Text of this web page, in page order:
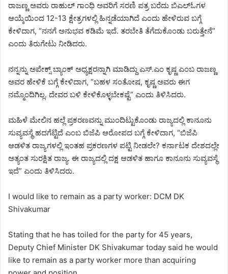
ರಾಜಣ್ಣ ಅವರು ರಾಹುಲ್ ಗಾಂಧಿ ಅವರಿಗೆ ಸರಣಿ ಪತ್ರ ಬರೆದು ಬಿಎಲ್ಓಗಳ
ಆಯ್ಕೆಯಿಂದ 12-13 ಕ್ಷೇತ್ರಗಳಲ್ಲಿ ಹಿನ್ನಡೆಯಾಗಿದೆ ಎಂದು ಹೇಳಿರುವ ಬಗ್ಗೆ
ಕೇಳಿದಾಗ, “ನನಗೆ ಅನುಭವ ಕಡಿಮೆ ಇದೆ. ತರಬೇತಿ ತೆಗೆದುಕೊಂಡು ಬರುತ್ತೇನೆ”
ಎಂದು ತಿರುಗೇಟು ನೀಡಿದರು.
ನನ್ನನ್ನು ಅಪೇಕ್ಸ್ ಬ್ಯಾಂಕ್ ಅಧ್ಯಕ್ಷರನ್ನಾಗಿ ಮಾಡಿದ್ದು ಎಸ್.ಎಂ ಕೃಷ್ಣ ಎಂಬ ರಾಜಣ್ಣ
ಅವರ ಹೇಳಿಕೆ ಬಗ್ಗೆ ಕೇಳಿದಾಗ, “ಬಹಳ ಸಂತೋಷ, ಕೃಷ್ಣ ಅವರು ಈಗ
ನಮ್ಮೊಂದಿಗಿಲ್ಲ. ದೇವರ ಬಳಿ ಕೇಳಿಕೊಳ್ಳಬೇಕಷ್ಟೆ” ಎಂದು ತಿಳಿಸಿದರು.
ಮಹಿಳೆ ಮೇಲಿನ ಹಲ್ಲೆ ಪ್ರಕರಣವನ್ನು ಮುಂದಿಟ್ಟುಕೊಂಡು ರಾಜ್ಯದಲ್ಲಿ ಕಾನೂನು
ಸುವ್ಯವಸ್ಥೆ ಹದಗೆಟ್ಟಿದೆ ಎಂಬ ಬಿಜೆಪಿ ಆರೋಪದ ಬಗ್ಗೆ ಕೇಳಿದಾಗ, “ಬಿಜೆಪಿ
ಆಡಳಿತ ರಾಜ್ಯಗಳಲ್ಲಿ ಇಂತಹ ಪ್ರಕರಣಗಳ ಪಟ್ಟಿ ನೀಡಲೇ? ಕರ್ನಾಟಕ ದೇಶದಲ್ಲೇ
ಅತ್ಯಂತ ಸುರಕ್ಷಿತ ರಾಜ್ಯ. ಈ ರಾಜ್ಯದಲ್ಲಿ ದಕ್ಷ ಆಡಳಿತ ಹಾಗೂ ಕಾನೂನು ಸುವ್ಯವಸ್ಥೆ
ಇದೆ” ಎಂದು ತಿಳಿಸಿದರು.
I would like to remain as a party worker: DCM DK
Shivakumar
Stating that he has toiled for the party for 45 years,
Deputy Chief Minister DK Shivakumar today said he would
like to remain as a party worker more than acquiring